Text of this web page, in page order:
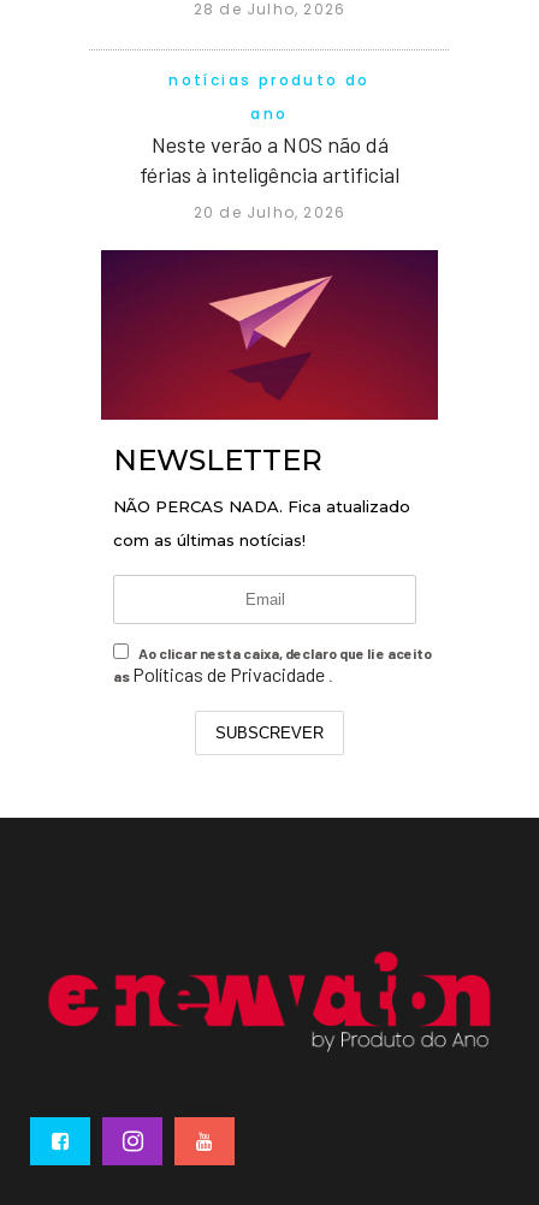
28 de Julho, 2026
notícias produto do
ano
Neste verão a NOS não dá
férias à inteligência artificial
20 de Julho, 2026
NEWSLETTER
NÃO PERCAS NADA. Fica atualizado
com as últimas notícias!
Ao clicar nesta caixa, declaro que li e aceito
as Políticas de Privacidade
SUBSCREVER